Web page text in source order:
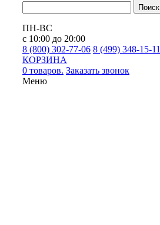
Поиск
ПН-ВС
с 10:00 до 20:00
8 (800) 302-77-06 8 (499) 348-15-11
КОРЗИНА
0 товаров. Заказать звонок
Меню